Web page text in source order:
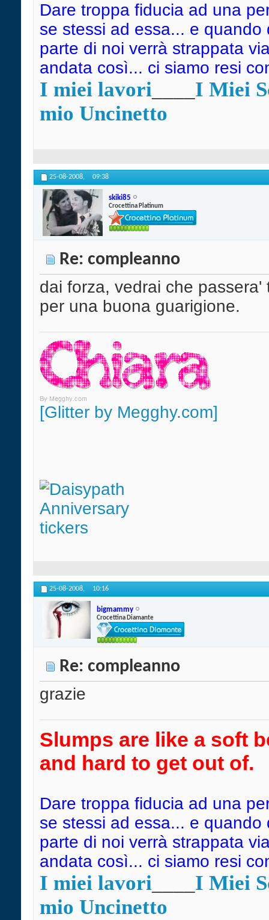
Dare troppa fiducia ad una
se stessi ad essa... e
parte di noi verrà strappata
andata così... ci siamo resi
I miei lavori
I Miei
mio Uncinetto
25-08-2008, 09:38
skiki85
Crocettina Platinum
Re: compleanno
dai forza, vedrai che
per una buona guarigione.
[Glitter by Megghy.com]
25-08-2008, 10:16
bigmammy
Crocettina Diamante
Re: compleanno
grazie
Slumps are like a soft
and hard to get out of.
Dare troppa fiducia ad una
se stessi ad essa... e
parte di noi verrà strappata
andata così... ci siamo resi
I miei lavori
I Miei
mio Uncinetto